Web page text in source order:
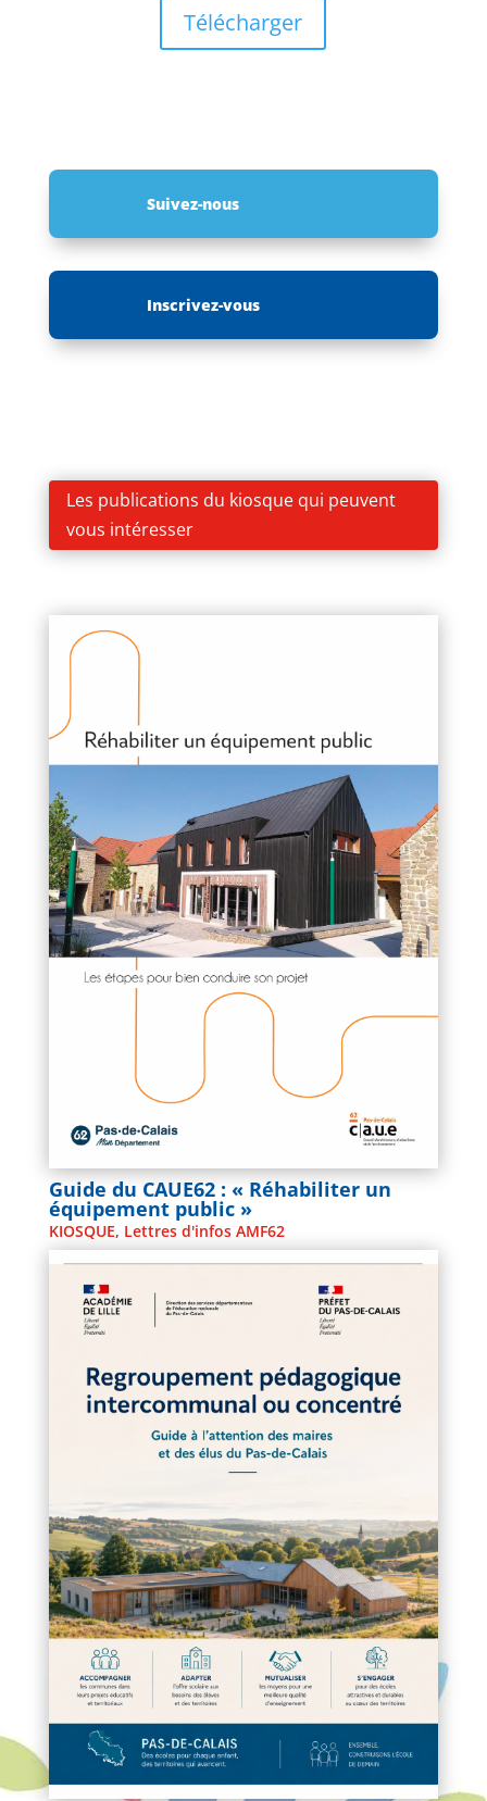
Télécharger
Suivez-nous
Inscrivez-vous
Les publications du kiosque qui peuvent
vous intéresser
Guide du CAUE62 : « Réhabiliter un
équipement public »
KIOSQUE, Lettres d'infos AMF62